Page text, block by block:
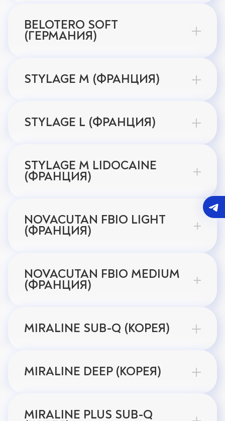
BELOTERO SOFT
(ГЕРМАНИЯ)
STYLAGE M (ФРАНЦИЯ)
STYLAGE L (ФРАНЦИЯ)
STYLAGE M LIDOCAINE
(ФРАНЦИЯ)
NOVACUTAN FBIO LIGHT
(ФРАНЦИЯ)
NOVACUTAN FBIO MEDIUM
(ФРАНЦИЯ)
MIRALINE SUB-Q (КОРЕЯ)
MIRALINE DEEP (КОРЕЯ)
MIRALINE PLUS SUB-Q